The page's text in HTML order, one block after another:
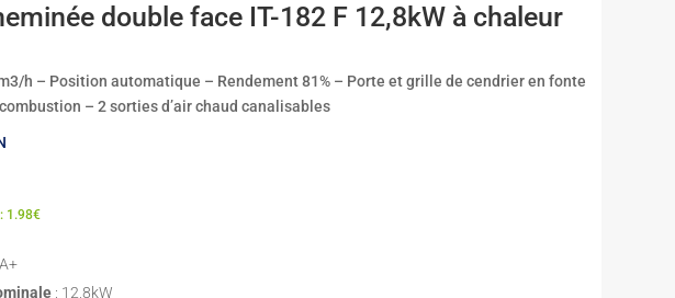
double face IT-182 F 12,8kW à chaleur
h – Position automatique – Rendement 81% – Porte et grille de cendrier en fonte
– 2 sorties d’air chaud canalisables
1.98€
: 12,8kW